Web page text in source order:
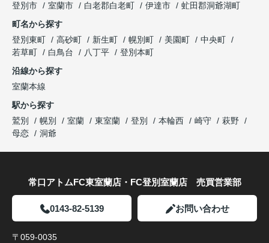
登別市
室蘭市 白老郡白老町 伊達市
虻田郡洞爺湖町
町名から探す
登別東町
高砂町 新生町 幌別町 美園町
中央町
若草町
白鳥台 八丁平
登別本町
沿線から探す
室蘭本線
駅から探す
鷲別
幌別 室蘭 東室蘭 登別 本輪西 崎守
萩野
母恋
洞爺
常口アトムFC東室蘭店・FC登別室蘭店 売買営業部
0143-82-5139 お問い合わせ
〒059-0035